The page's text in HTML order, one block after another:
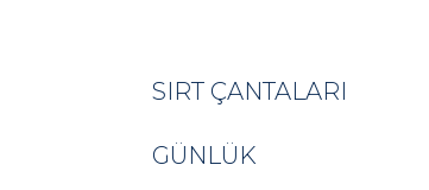
SIRT ÇANTALARI
GÜNLÜK